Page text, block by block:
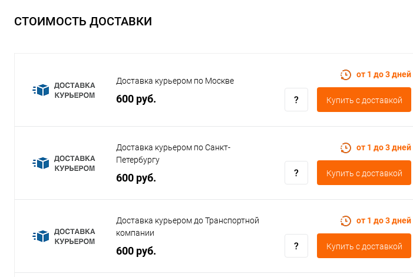
СТОИМОСТЬ ДОСТАВКИ
Доставка курьером по Москве
600 руб.
от 1 до 3 дней
Купить c доставкой
Доставка курьером по Санкт-
Петербургу
600 руб.
от 1 до 3 дней
Купить c доставкой
Доставка курьером до Транспортной
компании
600 руб.
от 1 до 3 дней
Купить c доставкой